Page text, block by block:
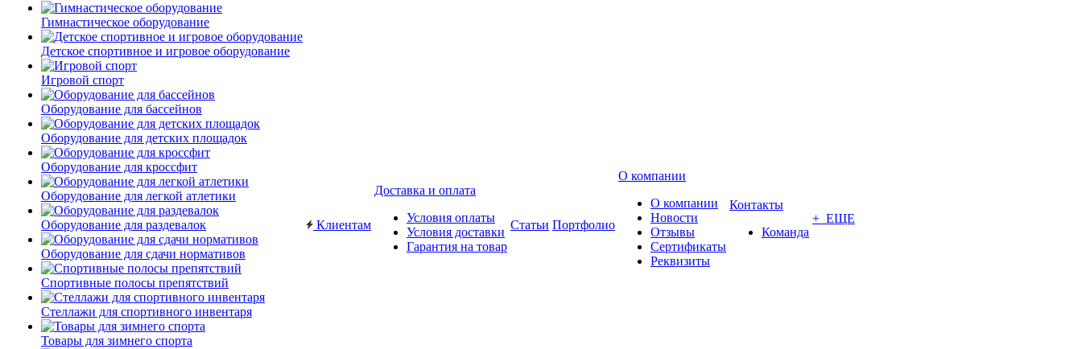
Гимнастическое оборудование
Детское спортивное и игровое оборудование
Игровой спорт
Оборудование для бассейнов
Оборудование для детских площадок
Оборудование для кроссфит
Оборудование для легкой атлетики
Оборудование для раздевалок
Оборудование для сдачи нормативов
Спортивные полосы препятствий
Стеллажи для спортивного инвентаря
Товары для зимнего спорта
Клиентам
Доставка и оплата
Условия оплаты
Условия доставки
Гарантия на товар
Статьи Портфолио
О компании
О компании
Новости
Отзывы
Сертификаты
Реквизиты
Контакты
Команда
+ ЕЩЕ